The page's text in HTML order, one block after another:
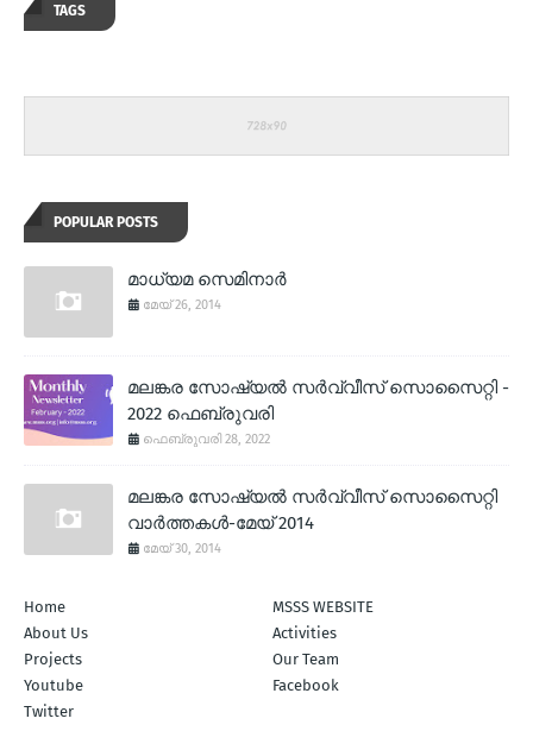
TAGS
POPULAR POSTS
മാധ്യമ സെമിനാര്‍
മേയ് 26, 2014
മലങ്കര സോഷ്യല്‍ സര്‍വ്വീസ് സൊസൈറ്റി -
2022 ഫെബ്രുവരി
ഫെബ്രുവരി 28, 2022
മലങ്കര സോഷ്യല്‍ സര്‍വ്വീസ് സൊസൈറ്റി
വാര്‍ത്തകള്‍-മേയ് 2014
മേയ് 30, 2014
Home
MSSS WEBSITE
About Us
Activities
Projects
Our Team
Youtube
Facebook
Twitter